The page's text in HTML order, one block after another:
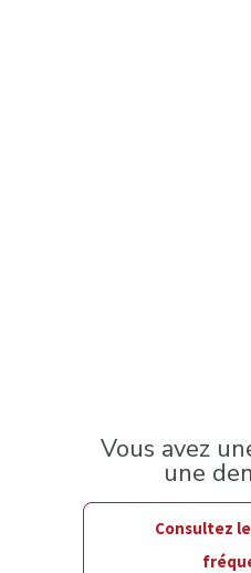
Vous avez
une
Consultez